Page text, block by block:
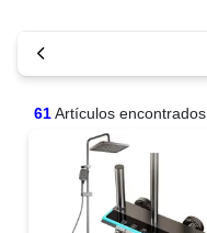
61Artículos encontrados